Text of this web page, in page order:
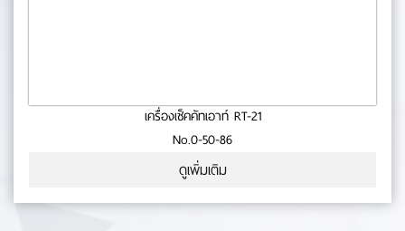
เครื่องเช็คคัทเอาท์ RT-21
No.0-50-86
ดูเพิ่มเติม